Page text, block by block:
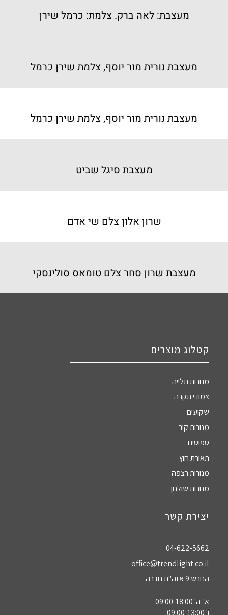
מעצבת: לאה ברק. צלמת: כרמל שירן
מעצבת נורית מור יוסף, צלמת שירן כרמל
מעצבת נורית מור יוסף, צלמת שירן כרמל
מעצבת סיגל שביט
שרון אלון צלם שי אדם
מעצבת שרון סחר צלם טומאס סולינסקי
קטלוג מוצרים
מנורות תלייה
צמודי תקרה
שקועים
מנורות קיר
ספוטים
תאורת חוץ
מנורות רצפה
מנורות שולחן
יצירת קשר
04-622-5662‏
office@trendlight.co.il
החרש 9 אזה"ת חדרה
א'-ה' 09:00-18:00
ו' 09:00-13:00